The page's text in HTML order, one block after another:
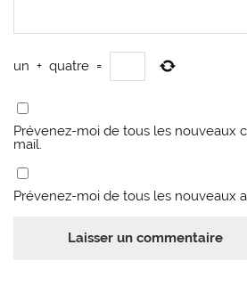
un + quatre =
Prévenez-moi de tous les nouveaux
mail.
Prévenez-moi de tous les nouveaux